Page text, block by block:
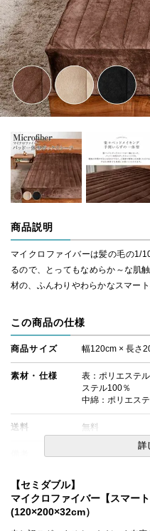
商品説明
マイクロファイバーは髪の毛の1/
るので、とってもなめらか～な肌
材の、ふんわりやわらかなスマー
この商品の仕様
商品サイズ 幅120cm × 長さ
素材・仕様
表：ポリエステ
ステル100％
中綿：ポリエス
送料 無料
・玄関先までの
・商品が到着い
詳
【セミダブル】
マイクロファイバー【スマー
(120×200×32cm）